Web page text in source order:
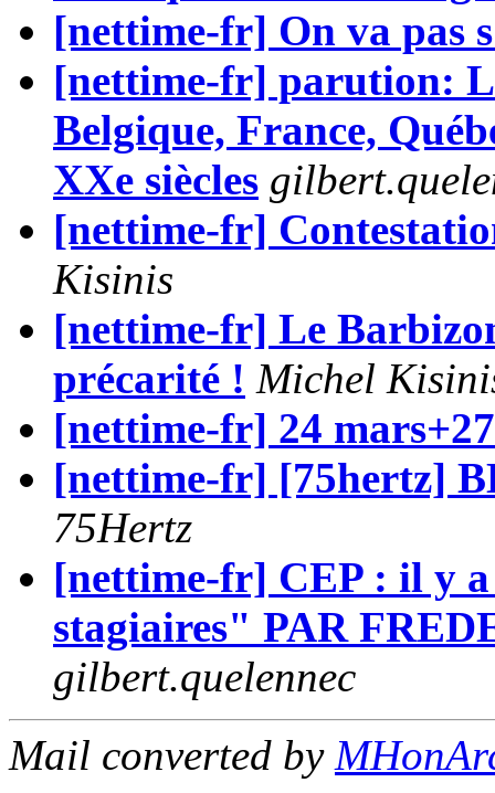
[nettime-fr] On va pas
[nettime-fr] parution:
Belgique, France,
XXe siècles
[nettime-fr]
Kisinis
[nettime-fr] Le
précarité ! Michel
[nettime-fr] 24
[nettime-fr] [75hertz]
75Hertz
[nettime-fr] CEP : il y a
stagiaires" PAR
gilbert.quelennec
Mail converted by